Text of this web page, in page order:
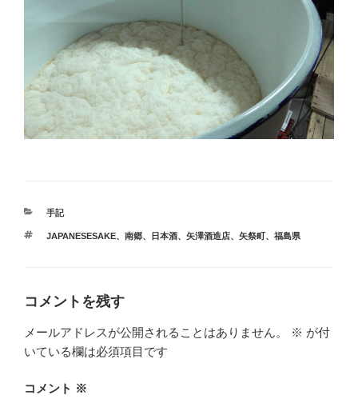
カ
ゴ
手記
タ
JAPANESESAKE、 南郷、 日本酒、 矢澤酒造店、 矢祭町、 福島県
コメントを残す
メールアドレスが公開されることはありません。 ※ が付
いている欄は必須項目です
コメント ※